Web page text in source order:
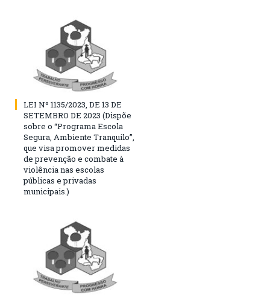
LEI Nº 1135/2023, DE 13 DE
SETEMBRO DE 2023 (Dispõe
sobre o “Programa Escola
Segura, Ambiente Tranquilo”,
que visa promover medidas
de prevenção e combate à
violência nas escolas
públicas e privadas
municipais.)